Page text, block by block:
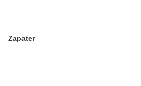
Zapater